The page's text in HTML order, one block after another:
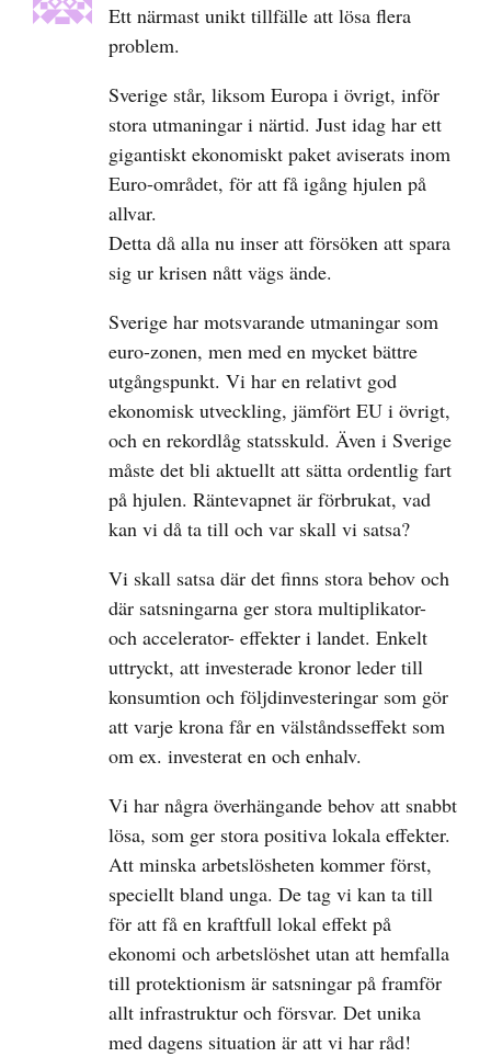
Ett närmast unikt tillfälle att lösa flera
problem.
Sverige står, liksom Europa i övrigt, inför
stora utmaningar i närtid. Just idag har ett
gigantiskt ekonomiskt paket aviserats inom
Euro-området, för att få igång hjulen på
allvar.
Detta då alla nu inser att försöken att spara
sig ur krisen nått vägs ände.
Sverige har motsvarande utmaningar som
euro-zonen, men med en mycket bättre
utgångspunkt. Vi har en relativt god
ekonomisk utveckling, jämfört EU i övrigt,
och en rekordlåg statsskuld. Även i Sverige
måste det bli aktuellt att sätta ordentlig fart
på hjulen. Räntevapnet är förbrukat, vad
kan vi då ta till och var skall vi satsa?
Vi skall satsa där det finns stora behov och
där satsningarna ger stora multiplikator-
och accelerator- effekter i landet. Enkelt
uttryckt, att investerade kronor leder till
konsumtion och följdinvesteringar som gör
att varje krona får en välståndsseffekt som
om ex. investerat en och enhalv.
Vi har några överhängande behov att snabbt
lösa, som ger stora positiva lokala effekter.
Att minska arbetslösheten kommer först,
speciellt bland unga. De tag vi kan ta till
för att få en kraftfull lokal effekt på
ekonomi och arbetslöshet utan att hemfalla
till protektionism är satsningar på framför
allt infrastruktur och försvar. Det unika
med dagens situation är att vi har råd!